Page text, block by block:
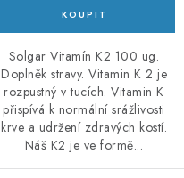
Solgar Vitamín K2 100 ug.
Doplněk stravy. Vitamin K 2 je
rozpustný v tucích. Vitamin K
přispívá k normální srážlivosti
krve a udržení zdravých kostí.
Náš K2 je ve formě...